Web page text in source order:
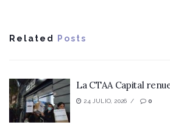
Related Posts
La CTAA Capital
24 JULIO, 2026 0